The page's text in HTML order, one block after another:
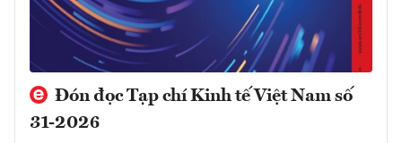
Đón đọc Tạp chí Kinh tế Việt Nam số
31-2026